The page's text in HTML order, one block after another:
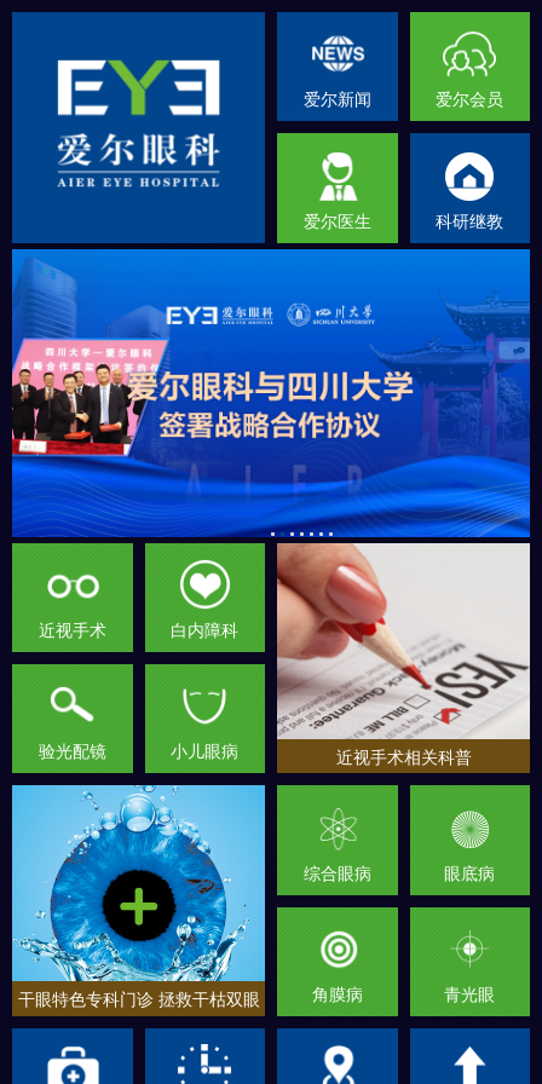
爱尔新闻 爱尔会员
爱尔医生 科研继教
近视手术相关科普
近视手术 白内障科
验光配镜 小儿眼病
干眼特色专科门诊 拯救干枯双眼
综合眼病 眼底病
角膜病 青光眼